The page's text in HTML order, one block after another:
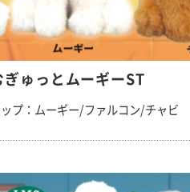
ぎゅっとムーギーST
プ：ムーギー/ファルコン/チャビ